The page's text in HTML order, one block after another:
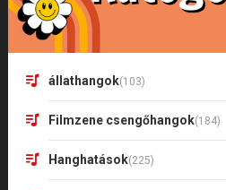
állathangok(103)
Filmzene csengőhangok(184)
Hanghatások(225)